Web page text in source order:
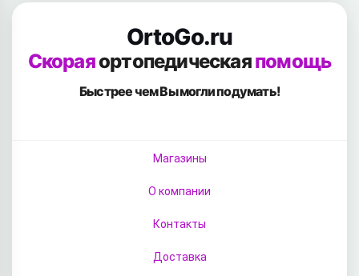
OrtoGo.ru
Скораяортопедическаяпомощь
Быстрее чем Вымогли подумать!
Магазины
О компании
Контакты
Доставка